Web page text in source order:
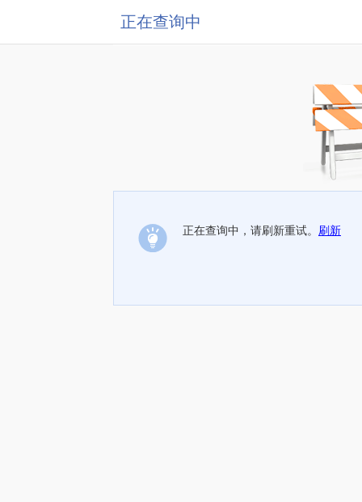
正在查询中
正在查询中，请刷新重试。 刷新